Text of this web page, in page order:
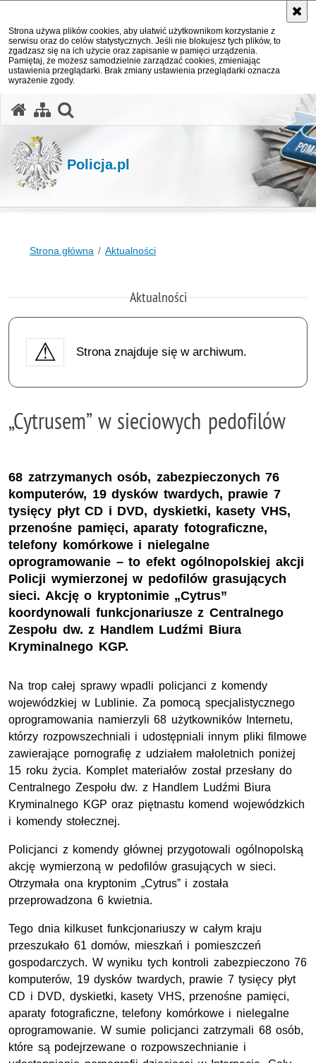
Strona używa plików cookies, aby ułatwić użytkownikom korzystanie z
serwisu oraz do celów statystycznych. Jeśli nie blokujesz tych plików, to
zgadzasz się na ich użycie oraz zapisanie w pamięci urządzenia.
Pamiętaj, że możesz samodzielnie zarządzać cookies, zmieniając
ustawienia przeglądarki. Brak zmiany ustawienia przeglądarki oznacza
wyrażenie zgody.
Policja.pl
Strona główna Aktualności
Aktualności
Strona znajduje się w archiwum.
„Cytrusem” w sieciowych pedofilów
68 zatrzymanych osób, zabezpieczonych 76
komputerów, 19 dysków twardych, prawie 7
tysięcy płyt CD i DVD, dyskietki, kasety VHS,
przenośne pamięci, aparaty fotograficzne,
telefony komórkowe i nielegalne
oprogramowanie – to efekt ogólnopolskiej akcji
Policji wymierzonej w pedofilów grasujących
sieci. Akcję o kryptonimie „Cytrus”
koordynowali funkcjonariusze z Centralnego
Zespołu dw. z Handlem Ludźmi Biura
Kryminalnego KGP.
Na trop całej sprawy wpadli policjanci z komendy
wojewódzkiej w Lublinie. Za pomocą specjalistycznego
oprogramowania namierzyli 68 użytkowników Internetu,
którzy rozpowszechniali i udostępniali innym pliki filmowe
zawierające pornografię z udziałem małoletnich poniżej
15 roku życia. Komplet materiałów został przesłany do
Centralnego Zespołu dw. z Handlem Ludźmi Biura
Kryminalnego KGP oraz piętnastu komend wojewódzkich
i komendy stołecznej.
Policjanci z komendy głównej przygotowali ogólnopolską
akcję wymierzoną w pedofilów grasujących w sieci.
Otrzymała ona kryptonim „Cytrus” i została
przeprowadzona 6 kwietnia.
Tego dnia kilkuset funkcjonariuszy w całym kraju
przeszukało 61 domów, mieszkań i pomieszczeń
gospodarczych. W wyniku tych kontroli zabezpieczono 76
komputerów, 19 dysków twardych, prawie 7 tysięcy płyt
CD i DVD, dyskietki, kasety VHS, przenośne pamięci,
aparaty fotograficzne, telefony komórkowe i nielegalne
oprogramowanie. W sumie policjanci zatrzymali 68 osób,
które są podejrzewane o rozpowszechnianie i